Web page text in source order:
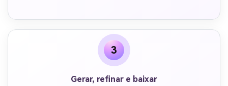
3
Gerar, refinar e baixar